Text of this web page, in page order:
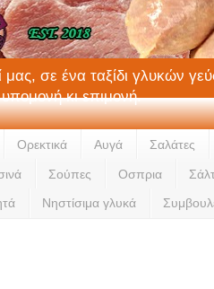
μας, σε ένα ταξίδι γλυκών
υπομονή κι επιμονή.
Ορεκτικά Αυγά Σαλάτες
Σούπες Οσπρια
Νηστίσιμα γλυκά